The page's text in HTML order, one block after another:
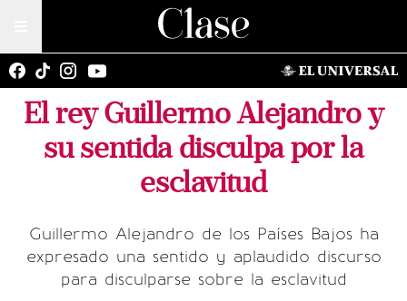
El rey Guillermo Alejandro y
su sentida disculpa por la
esclavitud
Guillermo Alejandro de los Países Bajos ha
expresado una sentido y aplaudido discurso
para disculparse sobre la esclavitud